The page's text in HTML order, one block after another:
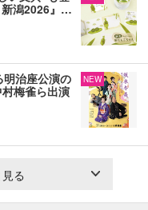
潟2026』…
治座公演の
梅雀ら出演
NEW
る